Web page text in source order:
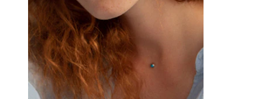
Nos
Tragus
Činka
Rook
Daith